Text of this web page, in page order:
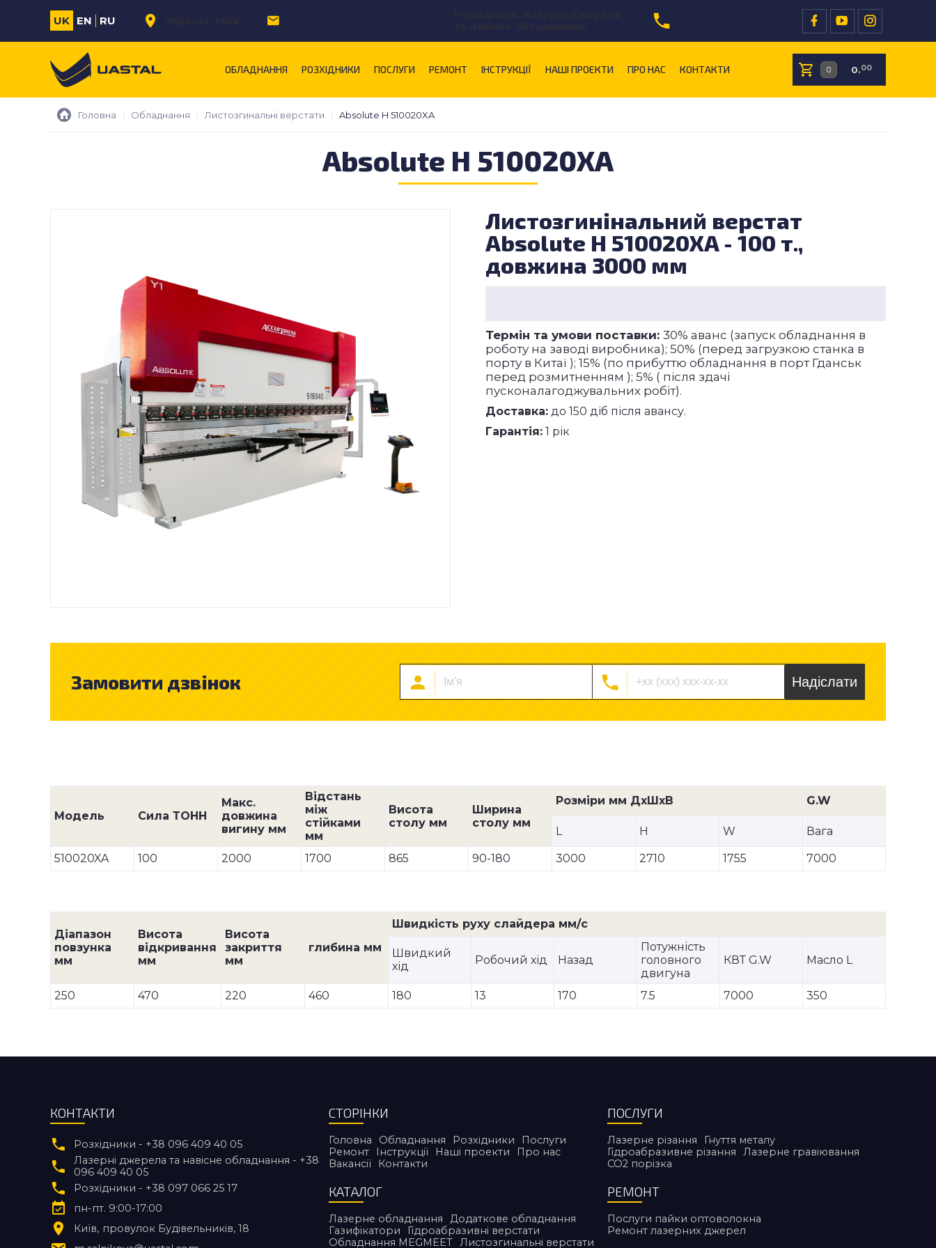
UK EN RU
ОБЛАДНАННЯ РОЗХІДНИКИ ПОСЛУГИ РЕМОНТ ІНСТРУКЦІЇ НАШІ ПРОЕКТИ ПРО НАС КОНТАКТИ 0.00
Головна Обладнання Листозгинальні верстати Absolute H 510020XA
Absolute H 510020XA
Листозгинінальний верстат
Absolute H 510020XA - 100 т.,
довжина 3000 мм
Термін та умови поставки: 30% аванс (запуск обладнання в
роботу на заводі виробника); 50% (перед загрузкою станка в
порту в Китаї ); 15% (по прибуттю обладнання в порт Гданськ
перед розмитненням ); 5% ( після здачі
пусконалагоджувальних робіт).
Доставка: до 150 діб після авансу.
Гарантія: 1 рік
Замовити дзвінок Надіслати
Модель Сила ТОНН
Макс.
довжина
вигину мм
Відстань
між
стійками
мм
Висота
столу мм
Ширина
столу мм
Розміри мм ДхШхВ G.W
L H W Вага
510020XA 100 2000 1700 865 90-180 3000 2710 1755 7000
Діапазон
повзунка
мм
Висота
відкривання
мм
Висота
закриття
мм
глибина мм
Швидкість руху слайдера мм/с
Швидкий
хід
Робочий хід Назад
Потужність
головного
двигуна
КВТ G.W Масло L
250 470 220 460 180 13 170 7.5 7000 350
КОНТАКТИ
Розхідники - +38 096 409 40 05
Лазерні джерела та навісне обладнання - +38
096 409 40 05
Розхідники - +38 097 066 25 17
пн-пт. 9:00-17:00
Київ
провулок Будівельників, 18
СТОРІНКИ
Головна Обладнання Розхідники
Послуги
Ремонт
Інструкції Наші проекти
Про нас
Вакансії
Контакти
КАТАЛОГ
Лазерне обладнання
Додаткове обладнання
Газифікатори
Гідроабразивні верстати
Обладнання MEGMEET Листозгинальні верстати
ПОСЛУГИ
Лазерне різання
Гнуття металу
Гідроабразивне різання
Лазерне гравіювання
CO2 порiзка
РЕМОНТ
Послуги пайки оптоволокна
Ремонт лазерних джерел